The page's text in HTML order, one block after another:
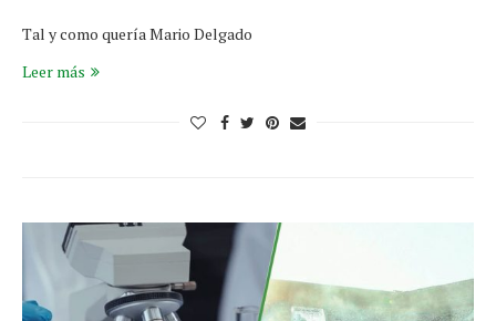
Tal y como quería Mario Delgado
Leer más